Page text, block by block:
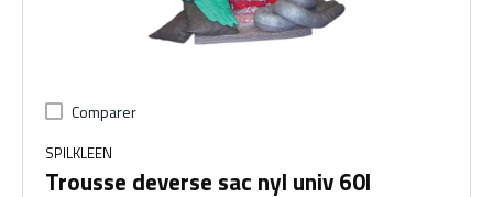
Comparer
SPILKLEEN
Trousse deverse sac nyl univ 60l